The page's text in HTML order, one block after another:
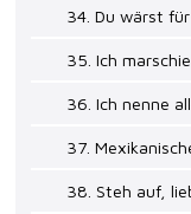
34. Du wärst
35. Ich
36. Ich nenne
37.
38. Steh auf,